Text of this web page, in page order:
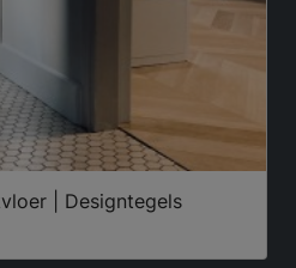
| Designtegels